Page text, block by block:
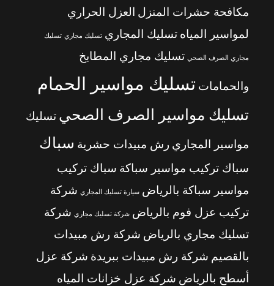
مكافحة حشرات المنزل العزل الحراري
لمواسير المياه تسليك المجاري تسليك مجاري تسليك
مجاري الصرف الصحي تسليك مجاري المطابخ
والحمامات تسليك مواسير الحمام
تسليك مواسير الصرف الصحي تسليك
مواسير المجاري رش مبيدات حشرية سباك
سباك تركيب مواسير سباكة سباك تركيب
مواسير سباكة بالرياض سيارة تسليك المجاري شركة
تركيب عزل فوم بالرياض شركة تسليك مجاري شركة
تسليك مجاري بالرياض شركة رش مبيدات
بالقصيم شركة رش مبيدات ببريدة شركة عزل
أسطح بالرياض شركة عزل خزانات المياه